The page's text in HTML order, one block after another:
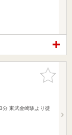
お気に入
りに追加
分 東武金崎駅より徒